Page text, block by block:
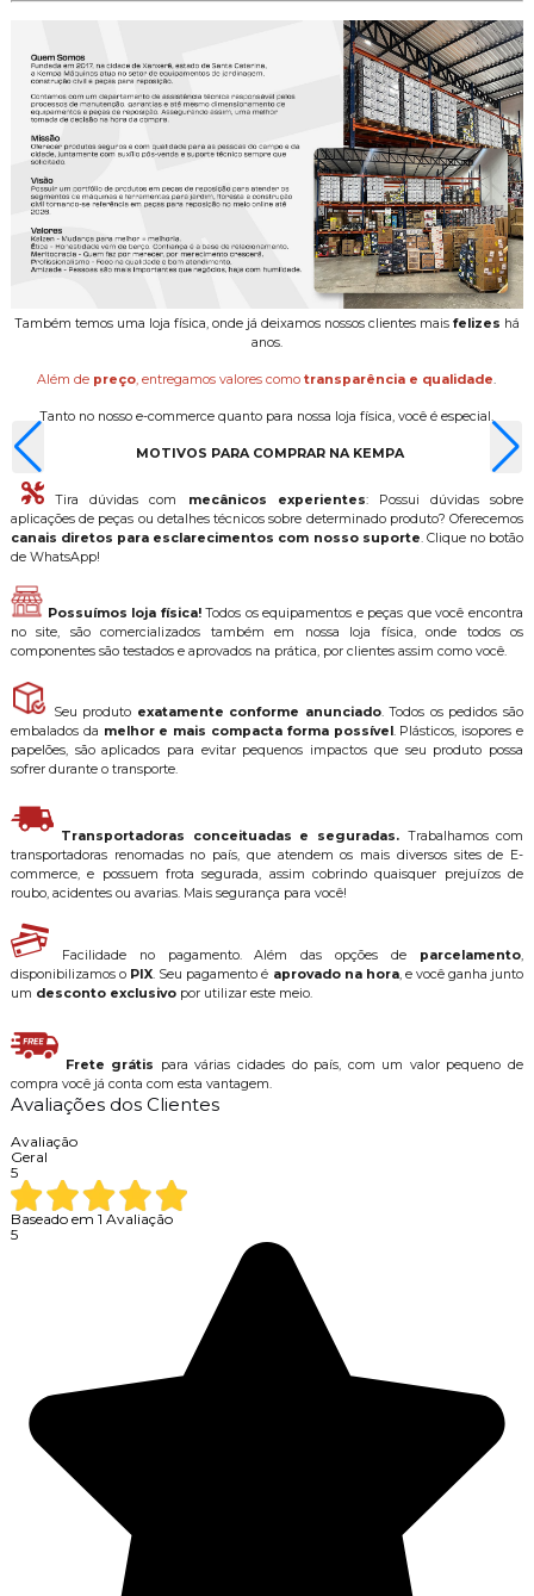
Também temos uma loja física, onde já deixamos nossos clientes mais felizes há
anos.
Além de preço, entregamos valores comotransparência e qualidade.
Tanto no nosso e-commerce quanto para nossa loja física, você é especial.
MOTIVOS PARA COMPRAR NA KEMPA
Tira dúvidas com mecânicos experientes: Possui dúvidas sobre
aplicações de peças ou detalhes técnicos sobre determinado produto? Oferecemos
canais diretos para esclarecimentos com nosso suporte. Clique no botão
de WhatsApp!
Possuímos loja física!Todos os equipamentos e peças que você encontra
no site, são comercializados também em nossa loja física, onde todos os
componentes são testados e aprovados na prática, por clientes assim como você.
Seu produto exatamente conforme anunciado. Todos os pedidos são
embalados da melhor e mais compacta forma possível . Plásticos, isopores e
papelões, são aplicados para evitar pequenos impactos que seu produto possa
sofrer durante o transporte.
Transportadoras conceituadas e seguradas. Trabalhamos com
transportadoras renomadas no país, que atendem os mais diversos sites de E-
commerce, e possuem frota segurada, assim cobrindo quaisquer prejuízos de
roubo, acidentes ou avarias. Mais segurança para você!
Facilidade no pagamento. Além das opções de parcelamento,
disponibilizamos o PIX. Seu pagamento é aprovado na hora, e você ganha junto
um desconto exclusivopor utilizar este meio.
Frete grátis para várias cidades do país, com um valor pequeno de
compra você já conta com esta vantagem.
Avaliações dos Clientes
Avaliação
Geral
5
Baseado em 1 Avaliação
5